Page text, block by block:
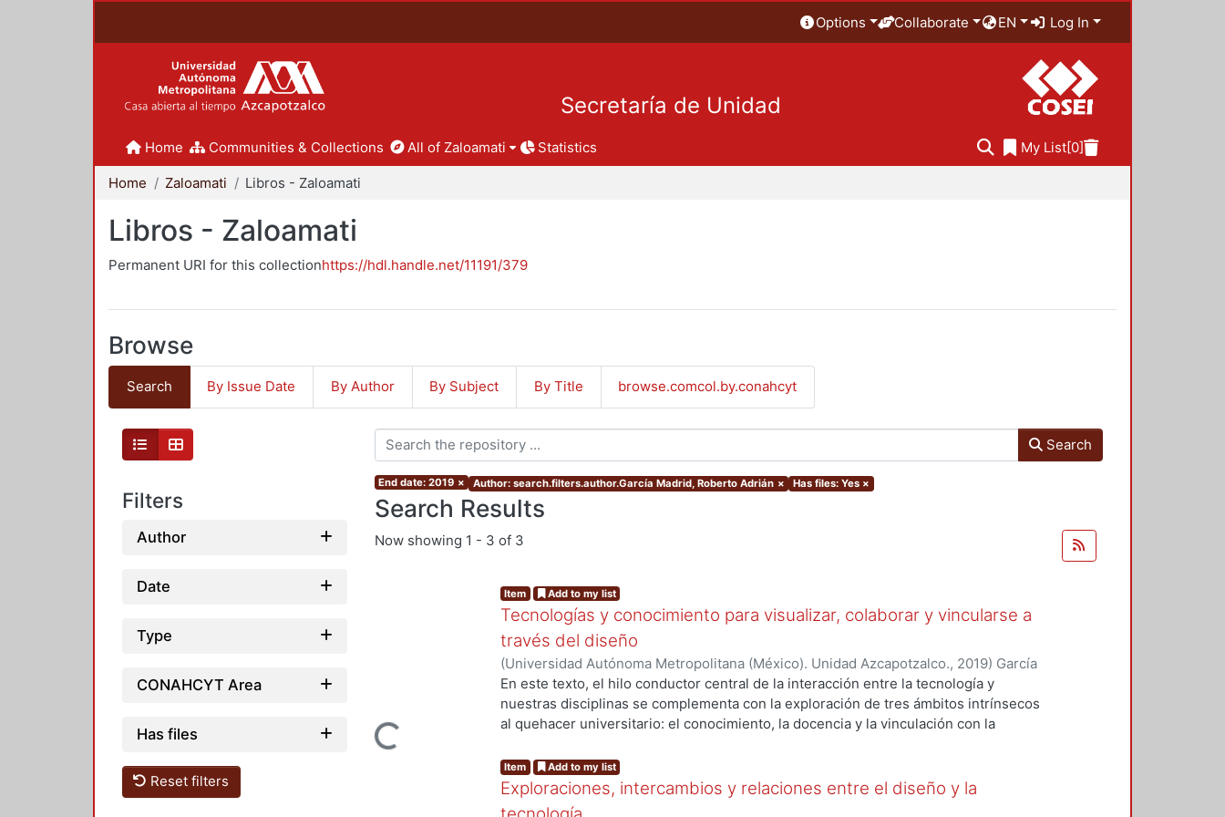
Options Collaborate EN Log In
Secretaría de Unidad
Home Communities & Collections All of Zaloamati Statistics My List[0]
Home Zaloamati Libros - Zaloamati
Libros - Zaloamati
Permanent URI for this collectionhttps://hdl.handle.net/11191/379
Browse
Search By Issue Date By Author By Subject By Title browse.comcol.by.conahcyt
Filters
Author
Date
Type
CONAHCYT Area
Has files
Reset filters
Search
End date: 2019 × Author: search.filters.author.García Madrid, Roberto Adrián × Has files: Yes ×
Search Results
Now showing 1 - 3 of 3
Loading...
Item Add to my list
Tecnologías y conocimiento para visualizar, colaborar y vincularse a
través del diseño
(Universidad Autónoma Metropolitana (México). Unidad Azcapotzalco., 2019) García
Madrid, Roberto Adrián;Sainz, Itzel;Zizumbo Alamilla, Alda Maria
En este texto, el hilo conductor central de la interacción entre la tecnología y
nuestras disciplinas se complementa con la exploración de tres ámbitos intrínsecos
al quehacer universitario: el conocimiento, la docencia y la vinculación con la
“Visualización en el TED”, donde comparte un análisis sobre tres conferencias
alojadas en ese popular canal de divulgación sobre temas de tecnología,
entretenimiento y diseño. El tiempo restringido de las charlas propicia que algunos
Item Add to my list
Exploraciones, intercambios y relaciones entre el diseño y la